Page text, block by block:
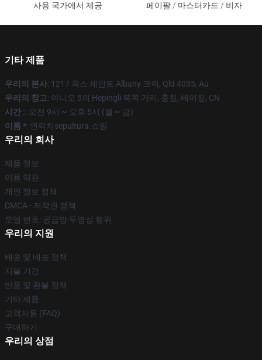
사용 국가에서 제공
페이팔 / 마스터카드 / 비자
기타 제품
우리의 본사: 1217 옥스 세인트 Albany 크릭, Qld 4035, Au
우리의 창고: 아니오 5의 Hepingli 북쪽 거리, 충칭, 베이징, CN
시간 :: 오전 9시 ~ 오후 5시 (월 ~ 금)
이름 *: 연락처sepultura.쇼핑
우리의 회사
제품 정보
이용 약관
개인 정보 정책
DMCA - 저작권 정책
모델 번호: 공급망 투명성 행위
우리의 지원
배송 및 배송 정책
지불 기간
반품 및 환불 정책
기타 제품
고객지원 (FAQ)
구매하기
우리의 상점